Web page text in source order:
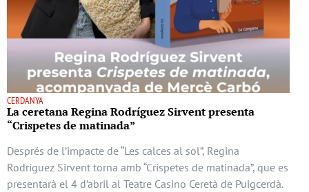
CERDANYA
La ceretana Regina Rodríguez Sirvent presenta
“Crispetes de matinada”
Després de l’impacte de “Les calces al sol”, Regina
Rodríguez Sirvent torna amb “Crispetes de matinada”, que es
presentarà el 4 d’abril al Teatre Casino Ceretà de Puigcerdà.